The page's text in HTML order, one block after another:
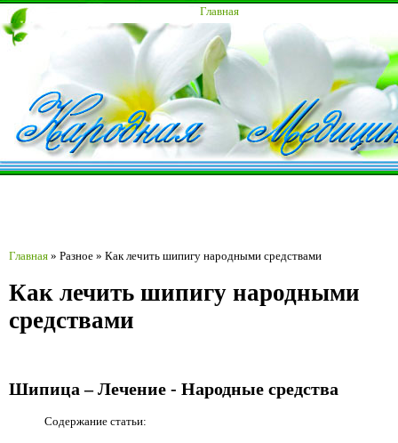
Главная
Главная » Разное » Как лечить шипигу народными средствами
Как лечить шипигу народными
средствами
Шипица – Лечение - Народные средства
Содержание статьи: